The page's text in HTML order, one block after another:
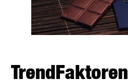
TrendFaktoren